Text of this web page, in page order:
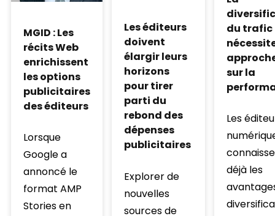
MGID : Les
récits Web
enrichissent
les options
publicitaires
des éditeurs
Lorsque
Google a
annoncé le
format AMP
Stories en
Les éditeurs
doivent
élargir leurs
horizons
pour tirer
parti du
rebond des
dépenses
publicitaires
Explorer de
nouvelles
sources de
du trafic
sur la
Les
déjà les